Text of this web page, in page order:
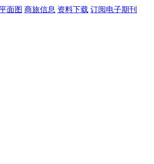
面图 商旅信息 资料下载 订阅电子期刊